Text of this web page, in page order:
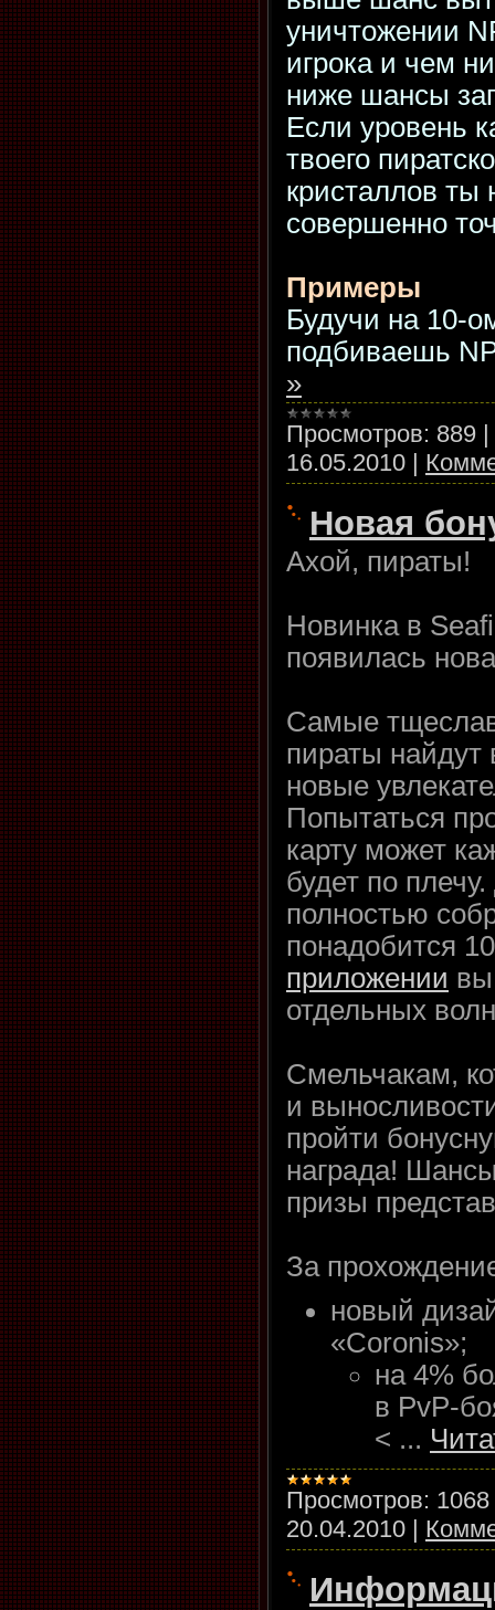
уничтожении
игрока и чем
ниже шансы
Если уровень
твоего
кристаллов ты
совершенно
Примеры
Будучи на 10-
подбиваешь
»
Просмотров: 889 |
16.05.2010 |
Новая
Ахой, пираты!
Новинка в
появилась
Самые
пираты найдут
новые
Попытаться
карту может
будет по
полностью
понадобится
приложении вы
отдельных
Смельчакам,
и
пройти
награда!
призы
За
новый
«Coronis»;
на 4%
в PvP-
< ...
Просмотров: 1068
20.04.2010